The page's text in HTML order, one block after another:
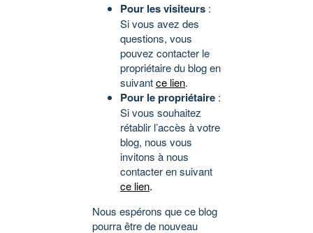
Pour les visiteurs :
Si vous avez des
questions, vous
pouvez contacter le
propriétaire du blog en
suivantce lien.
Pour le propriétaire :
Si vous souhaitez
rétablir l’accès à votre
blog, nous vous
invitons à nous
contacter en suivant
ce lien.
Nous espérons que ce blog
pourra être de nouveau